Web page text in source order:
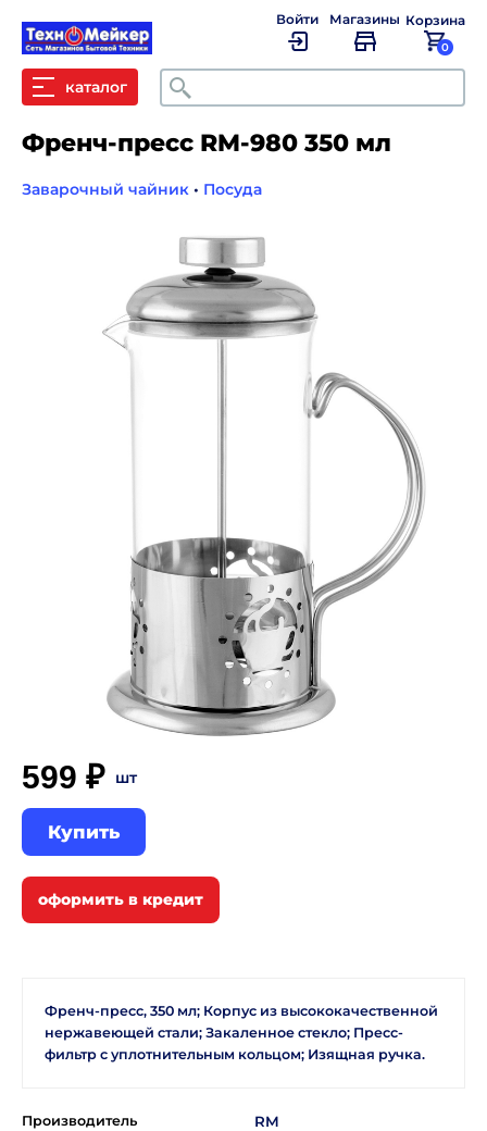
каталог Поиск
Войти Магазины Корзина
0
Френч-пресс RM-980 350 мл
Заварочный чайник • Посуда
599 ₽ шт
Купить
Френч-пресс, 350 мл; Корпус из высококачественной
нержавеющей стали; Закаленное стекло; Пресс-
фильтр с уплотнительным кольцом; Изящная ручка.
Производитель RM